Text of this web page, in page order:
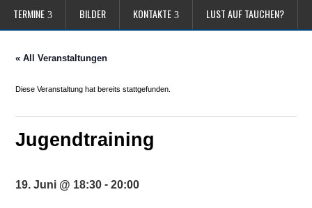
TERMINE BILDER KONTAKTE LUST AUF TAUCHEN?
« All Veranstaltungen
Diese Veranstaltung hat bereits stattgefunden.
Jugendtraining
19. Juni @ 18:30 -20:00